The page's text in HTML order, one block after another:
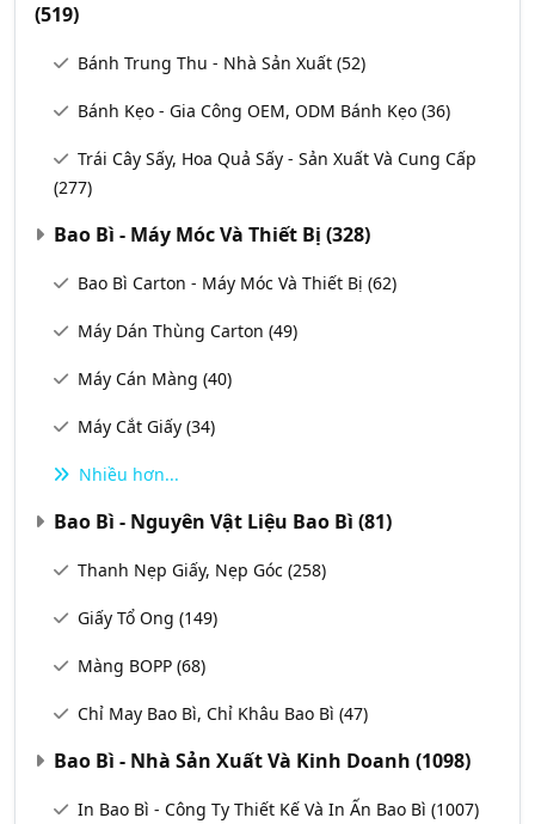
(519)
Bánh Trung Thu - Nhà Sản Xuất (52)
Bánh Kẹo - Gia Công OEM, ODM Bánh Kẹo (36)
Trái Cây Sấy, Hoa Quả Sấy - Sản Xuất Và Cung Cấp
(277)
Bao Bì - Máy Móc Và Thiết Bị (328)
Bao Bì Carton - Máy Móc Và Thiết Bị (62)
Máy Dán Thùng Carton (49)
Máy Cán Màng (40)
Máy Cắt Giấy (34)
Nhiều hơn...
Bao Bì - Nguyên Vật Liệu Bao Bì (81)
Thanh Nẹp Giấy, Nẹp Góc (258)
Giấy Tổ Ong (149)
Màng BOPP (68)
Chỉ May Bao Bì, Chỉ Khâu Bao Bì (47)
Bao Bì - Nhà Sản Xuất Và Kinh Doanh (1098)
In Bao Bì - Công Ty Thiết Kế Và In Ấn Bao Bì (1007)